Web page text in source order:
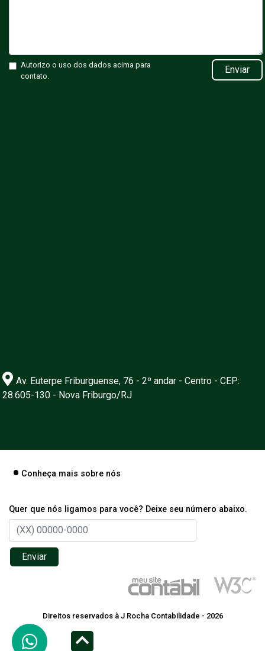
Autorizo o uso dos dados acima para
contato.
Enviar
Av. Euterpe Friburguense, 76 - 2º andar - Centro - CEP:
28.605-130 - Nova Friburgo/RJ
Conheça mais sobre nós
Quer que nós ligamos para você? Deixe seu número abaixo.
Enviar
Direitos reservados à J Rocha Contabilidade - 2026